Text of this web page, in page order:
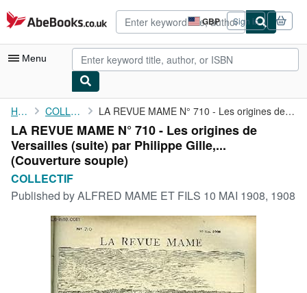
Skip to main content
AbeBooks.co.uk GBP
Site
shopping
preferences
Sign in
Menu
My Account
My Purchases
Advanced Search
Browse Collections
Art & Collectables
Textbooks
Home COLLECTIF LA REVUE MAME N° 710 - Les origines de Versailles (suite) par ...
LA REVUE MAME N° 710 - Les origines de
Versailles (suite) par Philippe Gille,...
(Couverture souple)
COLLECTIF
Published byALFRED MAME ET FILS 10 MAI 1908, 1908